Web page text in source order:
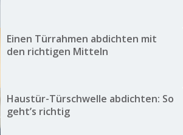
Einen Türrahmen abdichten mit
den richtigen Mitteln
Haustür-Türschwelle abdichten: So
geht’s richtig